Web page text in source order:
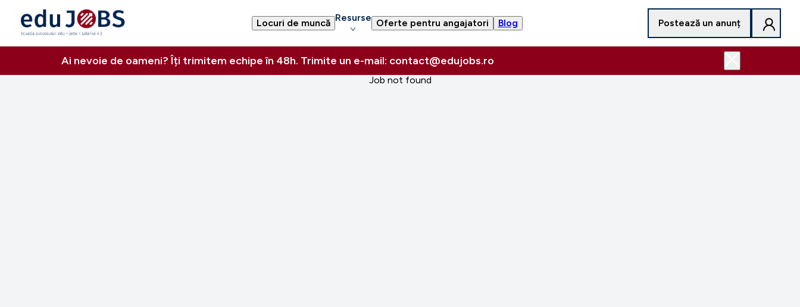
Locuri de muncă Resurse Oferte pentru angajatori Blog Postează un anunț
Ai nevoie de oameni? Îți trimitem echipe în 48h. Trimite un e-mail: contact@edujobs.ro
Job not found